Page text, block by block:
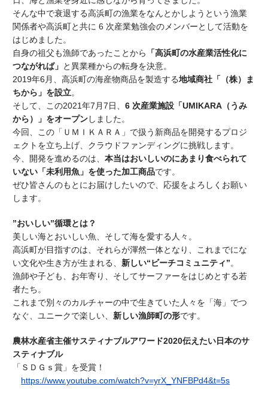
そんな中で衰退する高浜町の漁業をなんとかしようという漁業
関係者や高浜町と共に 6 次産業勉強会のメンバーとして活動を
はじめました。
自身の祖父も漁師であったことから
「高浜町の水産業活性化に
つながれば」 と異業種からの転身を決意。
2019年6 月、高浜町の海産物商品を製造する地域商社「（株）ま
ちから」を設立。
そして、この2021年7 月7日、6次産業施設「UMIKARA （うみ
から）」をオープンしました。
今回、この「ＵＭＩＫＡＲＡ」で扱う新商品を開発するプロジ
ェクトを立ち上げ、クラウドファンディングに挑戦します。
今、開発を進めるのは、本当はおいしいのにあまり食べられて
いない「未利用魚」を使った加工商品です。
ぜひ皆さんのもとにお届けしたいので、応援をよろしくお願い
します。
”おいしい”循環とは？
美しい海とおいしい魚、そして海を愛する人々。
高浜町が目指すのは、それらが渾然一体となり、これまでにな
い文化や生き方が生まれる、 新しい“ビーチコミュニティ”。
漁師や子ども、お年寄り、そしてサーファーをはじめとする若
者たち。
これまで別々のカルチャーの中で生きていた人々を「海」でつ
なぐ、ユニークで楽しい、 新しい漁師町の形です。
農林水産省主催サスティナブルアワード2020伝えたい日本のサ
スティナブル
「ＳＤＧｓ賞」を受賞！
https://www.youtube.com/watch?v=yrX_YNFBPd4&t=5s